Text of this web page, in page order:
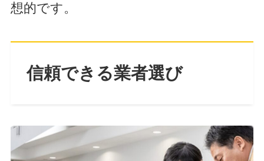
想的です。
信頼できる業者選び